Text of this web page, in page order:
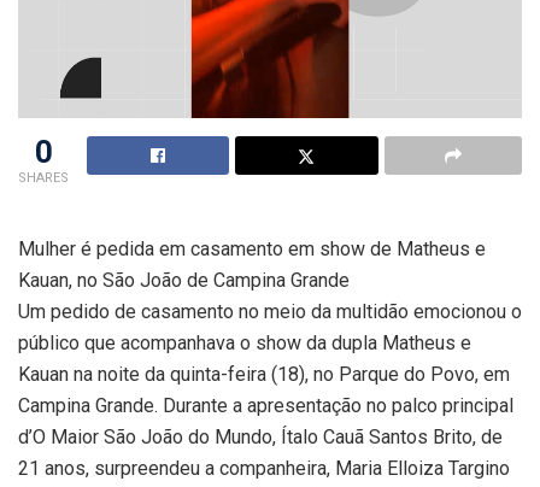
0
SHARES
Mulher é pedida em casamento em show de Matheus e
Kauan, no São João de Campina Grande
Um pedido de casamento no meio da multidão emocionou o
público que acompanhava o show da dupla Matheus e
Kauan na noite da quinta-feira (18), no Parque do Povo, em
Campina Grande. Durante a apresentação no palco principal
d’O Maior São João do Mundo, Ítalo Cauã Santos Brito, de
21 anos, surpreendeu a companheira, Maria Elloiza Targino